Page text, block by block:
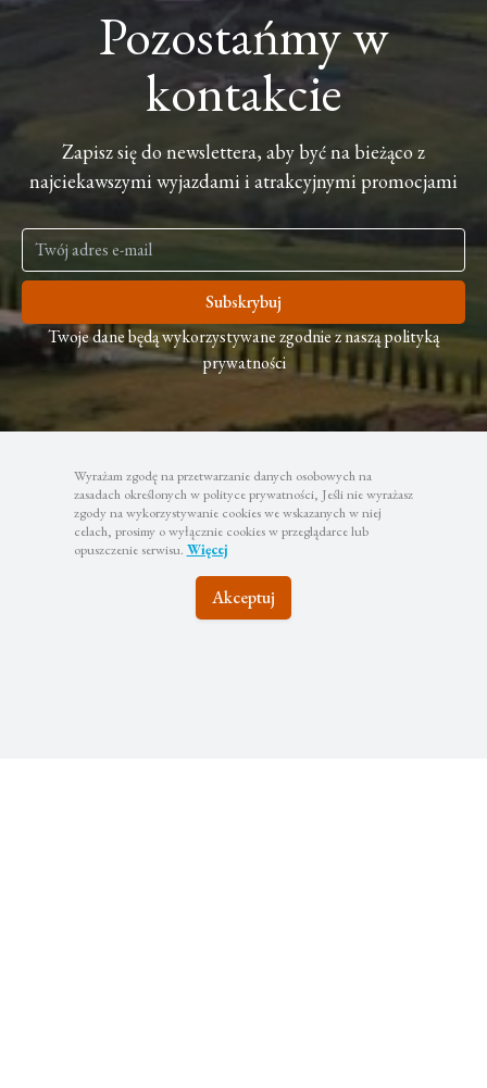
Wyrażam zgodę na przetwarzanie danych osobowych na
zasadach określonych w polityce prywatności, Jeśli nie wyrażasz
zgody na wykorzystywanie cookies we wskazanych w niej
celach, prosimy o wyłącznie cookies w przeglądarce lub
opuszczenie serwisu. Więcej
Akceptuj
Pozostańmy w
kontakcie
Zapisz się do newslettera, aby być na bieżąco z
najciekawszymi wyjazdami i atrakcyjnymi promocjami
Subskrybuj
Twoje dane będą wykorzystywane zgodnie z naszą polityką
prywatności